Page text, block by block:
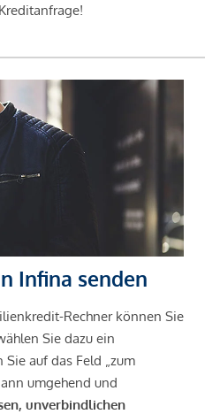
Infina senden
Rechner können Sie
Sie dazu ein
auf das Feld „zum
umgehend und
unverbindlichen